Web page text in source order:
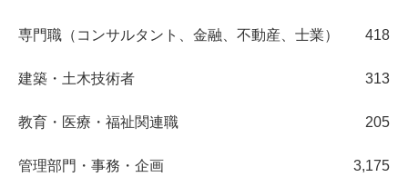
専門職（コンサルタント、金融、不動産、士業） 418
建築・土木技術者 313
教育・医療・福祉関連職 205
管理部門・事務・企画 3,175